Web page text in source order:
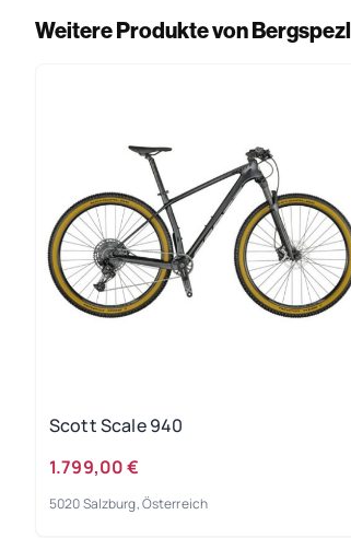
Weitere Produkte von Bergspezl
Scott Scale 940
1.799,00 €
5020 Salzburg, Österreich